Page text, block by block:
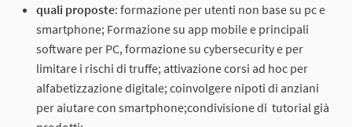
quali proposte: formazione per utenti non base su pc e
smartphone; Formazione su app mobile e principali
software per PC, formazione su cybersecurity e per
limitare i rischi di truffe; attivazione corsi ad hoc per
alfabetizzazione digitale; coinvolgere nipoti di anziani
per aiutare con smartphone;condivisione di tutorial già